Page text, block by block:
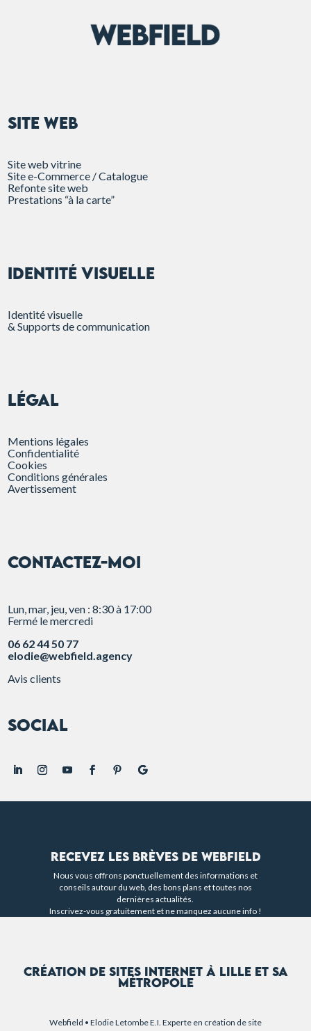
SITE WEB
Site web vitrine
Site e-Commerce / Catalogue
Refonte site web
Prestations “à la carte”
Identité visuelle
Identité visuelle
& Supports de communication
Légal
Mentions légales
Confidentialité
Cookies
Conditions générales
Avertissement
CONTACTEZ-MOI
Lun, mar, jeu, ven : 8:30 à 17:00
Fermé le mercredi
06 62 44 50 77
elodie@webfield.agency
Avis clients
Social
Recevez les brèves de Webfield
Nous vous offrons ponctuellement des informations et
conseils autour du web, des bons plans et toutes nos
dernières actualités.
Inscrivez-vous gratuitement et ne manquez aucune info !
Création de sites internet à Lille et sa
métropole
Webfield • Elodie Letombe E.I. Experte en création de site